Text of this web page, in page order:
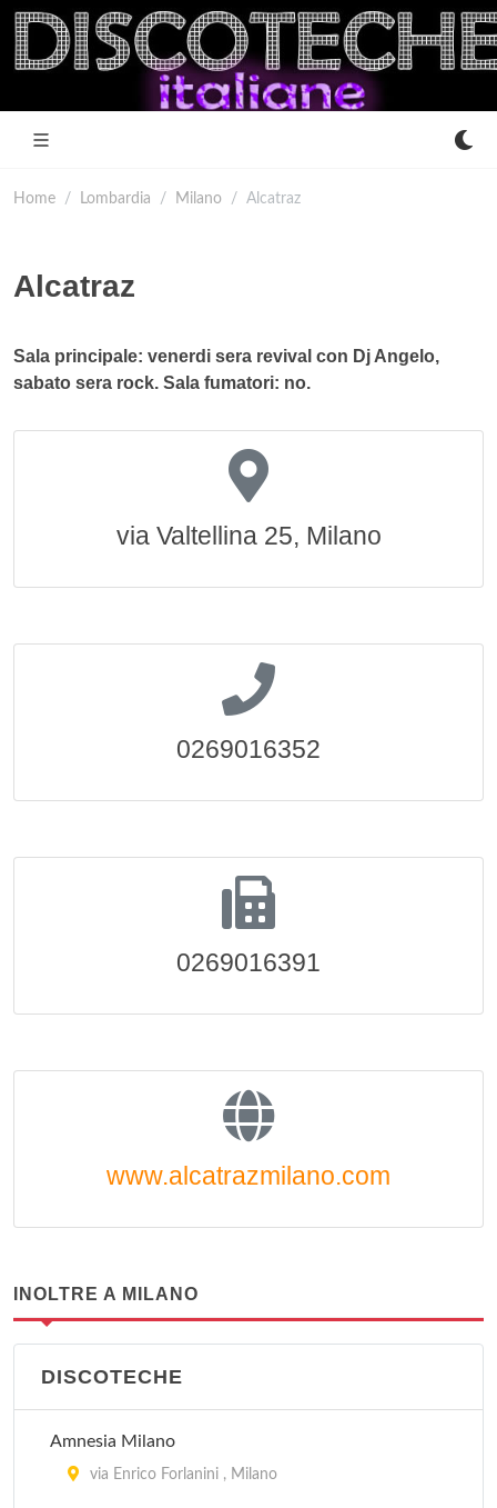
Home Lombardia Milano Alcatraz
Alcatraz
Sala principale: venerdi sera revival con Dj Angelo,
sabato sera rock. Sala fumatori: no.
via Valtellina 25, Milano
0269016352
0269016391
www.alcatrazmilano.com
INOLTRE A MILANO
DISCOTECHE
Amnesia Milano
via Enrico Forlanini , Milano